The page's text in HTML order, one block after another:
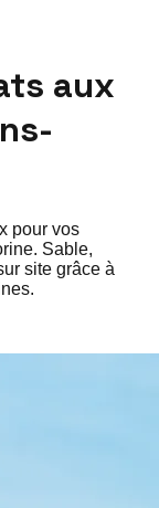
aux
pour vos
. Sable,
site grâce à
.